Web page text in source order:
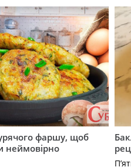
фаршу, щоб
неймовірно